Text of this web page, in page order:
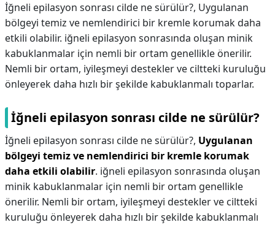
İğneli epilasyon sonrası cilde ne sürülür?, Uygulanan
bölgeyi temiz ve nemlendirici bir kremle korumak daha
etkili olabilir. iğneli epilasyon sonrasında oluşan minik
kabuklanmalar için nemli bir ortam genellikle önerilir.
Nemli bir ortam, iyileşmeyi destekler ve ciltteki kuruluğu
önleyerek daha hızlı bir şekilde kabuklanmalı toparlar.
İğneli epilasyon sonrası cilde ne sürülür?
İğneli epilasyon sonrası cilde ne sürülür?, Uygulanan
bölgeyi temiz ve nemlendirici bir kremle korumak
daha etkili olabilir. iğneli epilasyon sonrasında oluşan
minik kabuklanmalar için nemli bir ortam genellikle
önerilir. Nemli bir ortam, iyileşmeyi destekler ve ciltteki
kuruluğu önleyerek daha hızlı bir şekilde kabuklanmalı